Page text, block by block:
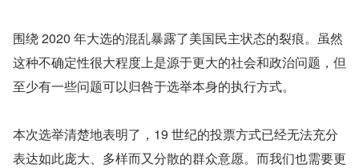
围绕 2020 年大选的混乱暴露了美国民主状态的裂痕。虽然
这种不确定性很大程度上是源于更大的社会和政治问题，但
至少有一些问题可以归咎于选举本身的执行方式。
本次选举清楚地表明了，19 世纪的投票方式已经无法充分
表达如此庞大、多样而又分散的群众意愿。而我们也需要更